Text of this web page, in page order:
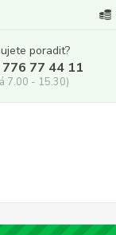
poradit?
77 44 11
7.00 - 15.30)